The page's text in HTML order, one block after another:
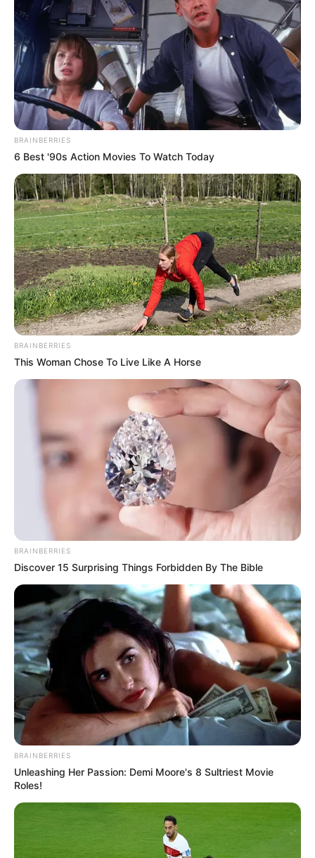
Döbbenetes bejelentést tett Magyar Péter
Súlyos állításokat fogalmazott meg hétfő reggeli
Facebook-bejegyzésében
elnöke, aki
szerint az úgynevezett orbáni maffia már a
végjátékra készül, és megkísérli értékesíteni a
lopott magyarországi vagyonelemeket. Magyar
Péter úgy értesült, hogy cégek, ingatlanok,
valamint magántőkealapokban meglévő
részesedések kimentése zajlik, még a politikai
bukás előtt.
A NER-es bűnözők is tudják, hogy vége van. Egyre
több hír jut el hozzánk külföldi befektetőktől, hogy
az orbáni maffia megkísérli értékesíteni a lopott
magyarországi vagyonelemeit (cégeket,
ingatlanokat, magántőkealapokban meglévő
részesedéseket).
BRAINBERRIES
6 Best '90s Action Movies To Watch Today
BRAINBERRIES
This Woman Chose To Live Like A Horse
BRAINBERRIES
Discover 15 Surprising Things Forbidden By The Bible
BRAINBERRIES
Unleashing Her Passion: Demi Moore's 8 Sultriest Movie
Roles!